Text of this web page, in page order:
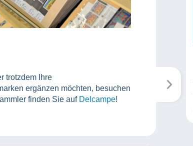
trotzdem Ihre
ergänzen möchten, besuchen
finden Sie auf Delcampe!